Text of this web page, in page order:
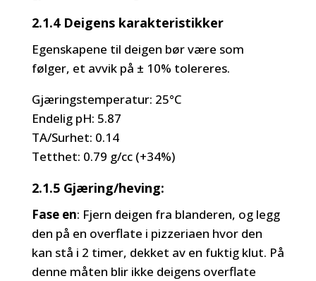
2.1.4 Deigens karakteristikker
Egenskapene til deigen bør være som
følger, et avvik på ± 10% tolereres.
Gjæringstemperatur: 25°C
Endelig pH: 5.87
TA/Surhet: 0.14
Tetthet: 0.79 g/cc (+34%)
2.1.5 Gjæring/heving:
Fase en: Fjern deigen fra blanderen, og legg
den på en overflate i pizzeriaen hvor den
kan stå i 2 timer, dekket av en fuktig klut. På
denne måten blir ikke deigens overflate